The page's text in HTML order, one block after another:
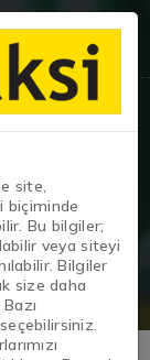
En Büyük
site,
biçiminde
Bu bilgiler;
veya siteyi
Bilgiler
size daha